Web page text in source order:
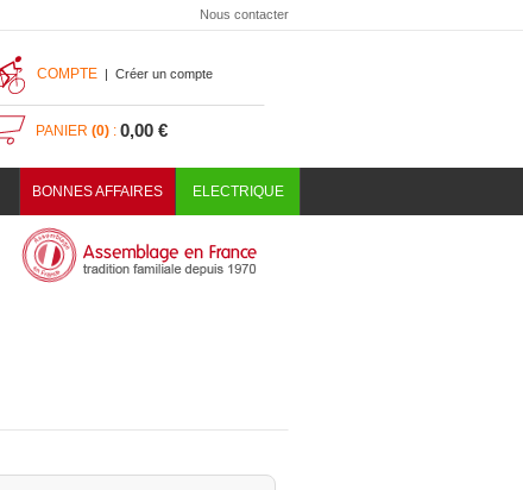
Nous contacter
COMPTE | Créer un compte
PANIER (0) : 0,00 €
BONNES AFFAIRES ELECTRIQUE